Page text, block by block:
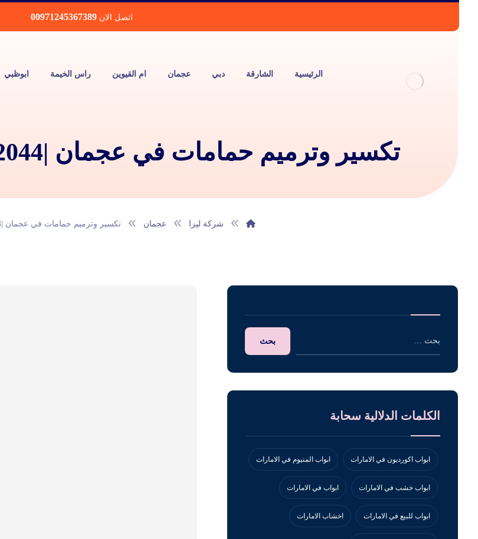
اتصل الان 00971245367389
الرئيسية الشارقة دبي عجمان ام القيوين راس الخيمة ابوظبي
تكسير وترميم حمامات في عجمان |0543172044| تجديد حمامات
شركة ليزا عجمان تكسير وترميم حمامات في عجمان |0543172044| تجديد حمامات
الكلمات الدلالية سحابة
ابواب اكورديون في الامارات ابواب المنيوم في الامارات
ابواب خشب في الامارات ابواب في الامارات
ابواب للبيع في الامارات اخشاب الامارات